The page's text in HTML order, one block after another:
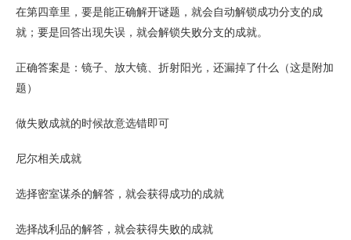
在第四章里，要是能正确解开谜题，就会自动解锁成功分支的成
就；要是回答出现失误，就会解锁失败分支的成就。
正确答案是：镜子、放大镜、折射阳光，还漏掉了什么（这是附加
题）
做失败成就的时候故意选错即可
尼尔相关成就
选择密室谋杀的解答，就会获得成功的成就
选择战利品的解答，就会获得失败的成就